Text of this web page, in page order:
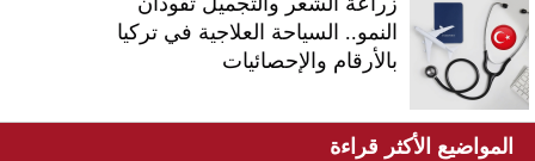
النمو.. السياحة العلاجية في تركيا
بالأرقام والإحصائيات
المواضيع الأكثر قراءة